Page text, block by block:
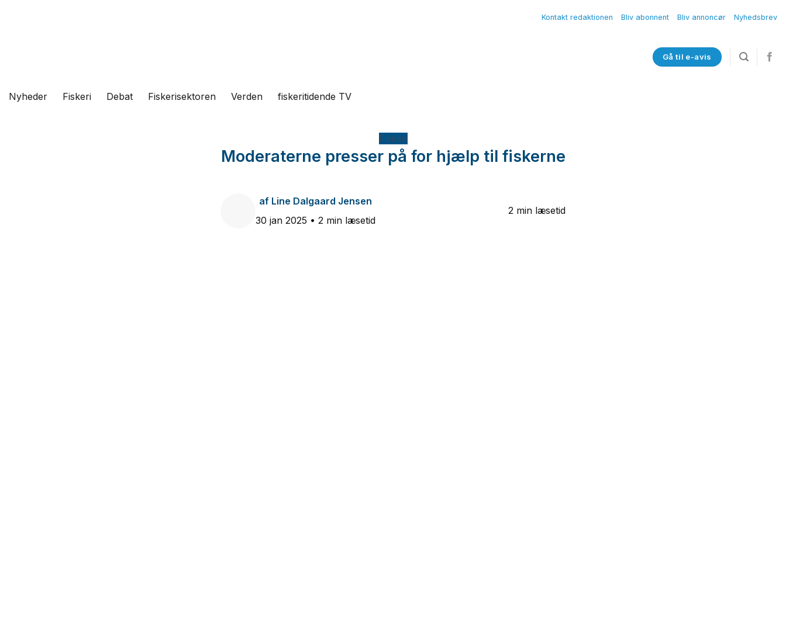
Kontakt redaktionen Bliv abonnent Bliv annoncør Nyhedsbrev
Gå til e-avis
Nyheder Fiskeri Debat Fiskerisektoren Verden fiskeritidende TV
Fiskeri
Moderaterne presser på for hjælp til fiskerne
afLine Dalgaard Jensen
30 jan 2025 • 2 min læsetid
2 min læsetid